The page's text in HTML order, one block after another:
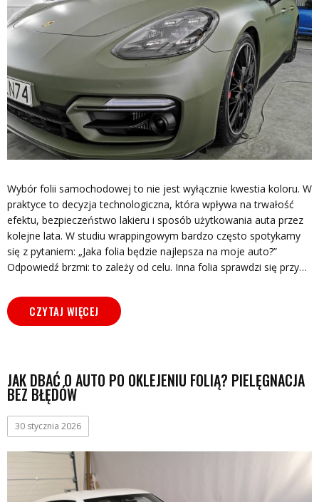
Wybór folii samochodowej to nie jest wyłącznie kwestia koloru. W
praktyce to decyzja technologiczna, która wpływa na trwałość
efektu, bezpieczeństwo lakieru i sposób użytkowania auta przez
kolejne lata. W studiu wrappingowym bardzo często spotykamy
się z pytaniem: „Jaka folia będzie najlepsza na moje auto?”
Odpowiedź brzmi: to zależy od celu. Inna folia sprawdzi się przy…
CZYTAJ WIĘCEJ
JAK DBAĆ O AUTO PO OKLEJENIU FOLIĄ? PIELĘGNACJA
BEZ BŁĘDÓW
30 stycznia 2026